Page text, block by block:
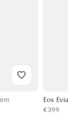
Eos Evia
€399